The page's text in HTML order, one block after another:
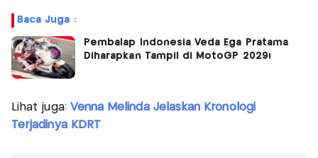
Baca Juga :
Pembalap Indonesia Veda Ega Pratama
Diharapkan Tampil di MotoGP 2029!
Lihat juga: Venna Melinda Jelaskan Kronologi
Terjadinya KDRT